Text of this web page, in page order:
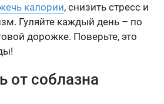
калории, снизить стресс и
Гуляйте каждый день – по
дорожке. Поверьте, это
от соблазна